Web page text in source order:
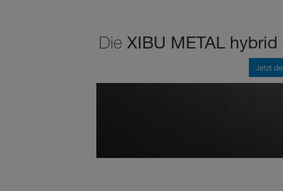
Die XIBU METAL hybrid
Jetzt